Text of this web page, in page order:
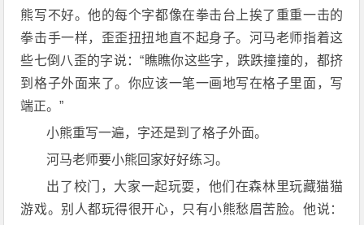
熊写不好。他的每个字都像在拳击台上挨了重重一击的
拳击手一样，歪歪扭扭地直不起身子。河马老师指着这
些七倒八歪的字说：“瞧瞧你这些字，跌跌撞撞的，都挤
到格子外面来了。你应该一笔一画地写在格子里面，写
端正。”
小熊重写一遍，字还是到了格子外面。
河马老师要小熊回家好好练习。
出了校门，大家一起玩耍，他们在森林里玩藏猫猫
游戏。别人都玩得很开心，只有小熊愁眉苦脸。他说：